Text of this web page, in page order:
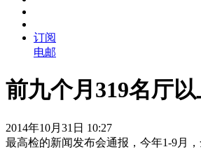
订阅
电邮
前九个月319名厅
2014年10月31日 10:27
最高检的新闻发布会通报，今年1-9月